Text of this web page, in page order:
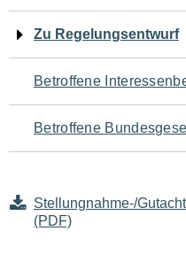
für
den
Seiteninhalt
Zu Regelungsentwurf
Betroffene
Betroffene
Stellungnahme-/
(PDF)